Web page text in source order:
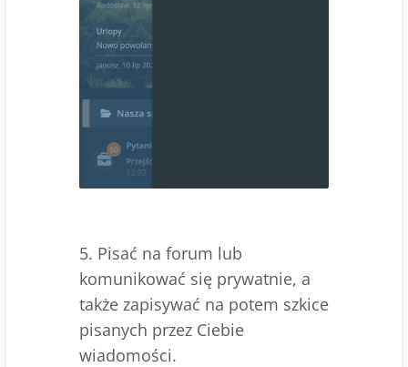
5. Pisać na forum lub
komunikować się prywatnie, a
także zapisywać na potem szkice
pisanych przez Ciebie
wiadomości.